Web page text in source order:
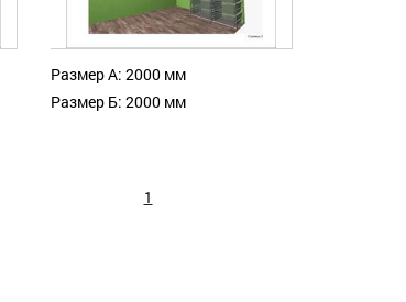
Размер А: 2000 мм
Размер Б: 2000 мм
1